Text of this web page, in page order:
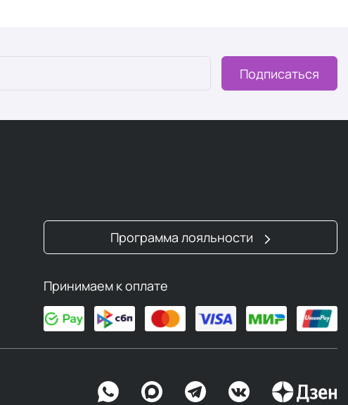
Подписаться
Программа лояльности
Принимаем к оплате